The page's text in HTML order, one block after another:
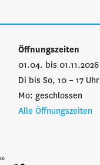
Öffnungszeiten
01.04. bis 01.11.2026
Di bis So, 10 – 17 Uhr
Mo: geschlossen
Alle Öffnungszeiten